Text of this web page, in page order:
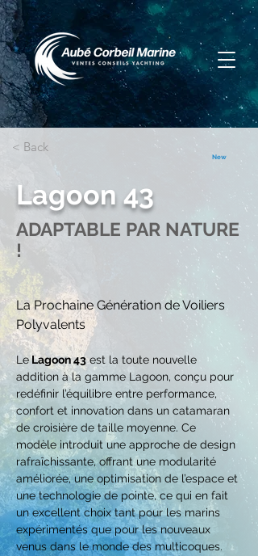
< Back
New
Lagoon 43
ADAPTABLE PAR NATURE
!
La Prochaine Génération de Voiliers
Polyvalents
Le Lagoon 43 est la toute nouvelle
addition à la gamme Lagoon, conçu pour
redéfinir l’équilibre entre performance,
confort et innovation dans un catamaran
de croisière de taille moyenne. Ce
modèle introduit une approche de design
rafraîchissante, offrant une modularité
améliorée, une optimisation de l’espace et
une technologie de pointe, ce qui en fait
un excellent choix tant pour les marins
expérimentés que pour les nouveaux
venus dans le monde des multicoques.